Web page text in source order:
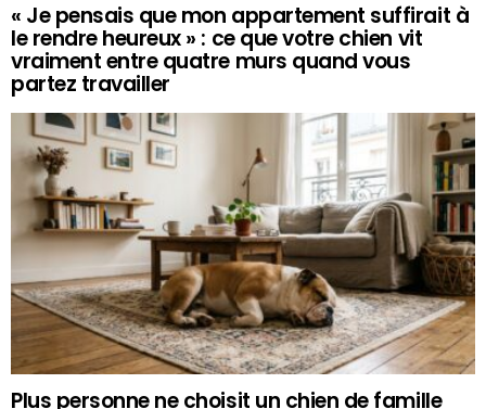
« Je pensais que mon appartement suffirait à
le rendre heureux » : ce que votre chien vit
vraiment entre quatre murs quand vous
partez travailler
Plus personne ne choisit un chien de famille